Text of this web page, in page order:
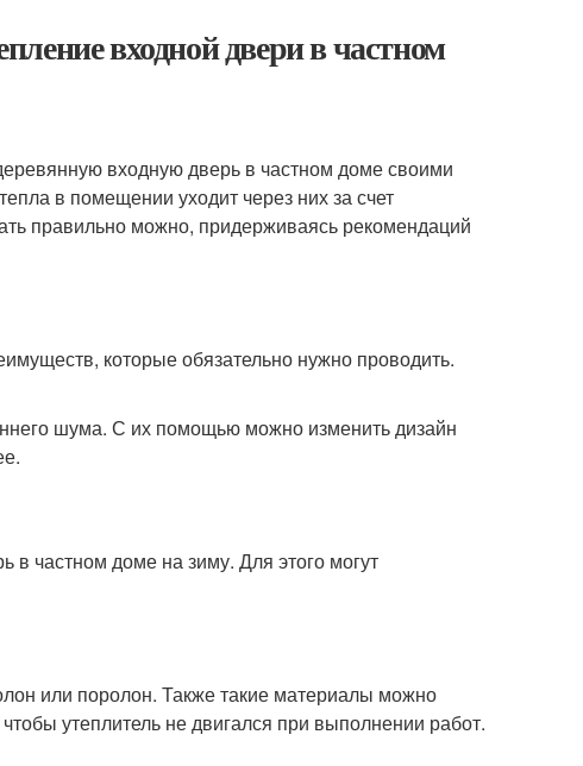
входной двери в частном
входную дверь в частном доме своими
в помещении уходит через них за счет
правильно можно, придерживаясь рекомендаций
которые обязательно нужно проводить.
шума. С их помощью можно изменить дизайн
в частном доме на зиму. Для этого могут
или поролон. Также такие материалы можно
утеплитель не двигался при выполнении работ.